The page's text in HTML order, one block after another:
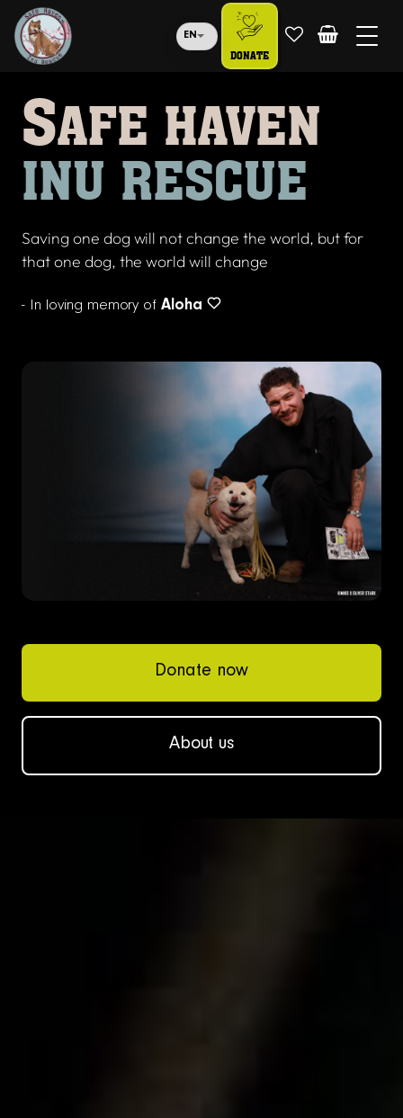
EN
DONATE
SAFE HAVEN
INU RESCUE
Saving one dog will not change the world, but for
that one dog, the world will change
- In loving memory ofAloha
Donate now
About us